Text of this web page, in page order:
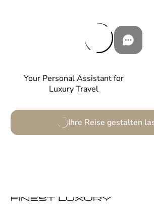
Your Personal Assistant for
Luxury Travel
Ihre Reise gestalten